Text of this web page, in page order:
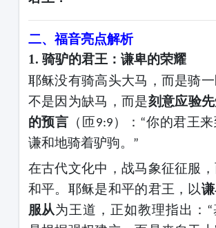
二、福音亮点解析
1. 骑驴的君王：谦卑的荣耀
耶稣没有骑高头大马，而是骑
不是因为缺马，而是刻意应验
的预言 （匝 9:9 ）： “你的君王来
谦和地骑着驴驹。
”
在古代文化中，战马象征征服
和平。耶稣是和平的君王，以
服从为王道，正如教理指出： “